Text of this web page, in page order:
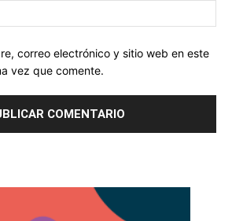
correo electrónico y sitio web en este
vez que comente.